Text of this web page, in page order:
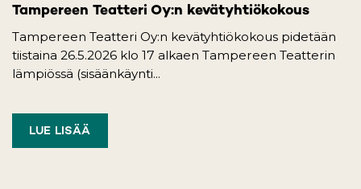
Tampereen Teatteri Oy:n kevätyhtiökokous
Tampereen Teatteri Oy:n kevätyhtiökokous pidetään
tiistaina 26.5.2026 klo 17 alkaen Tampereen Teatterin
lämpiössä (sisäänkäynti...
LUE LISÄÄ